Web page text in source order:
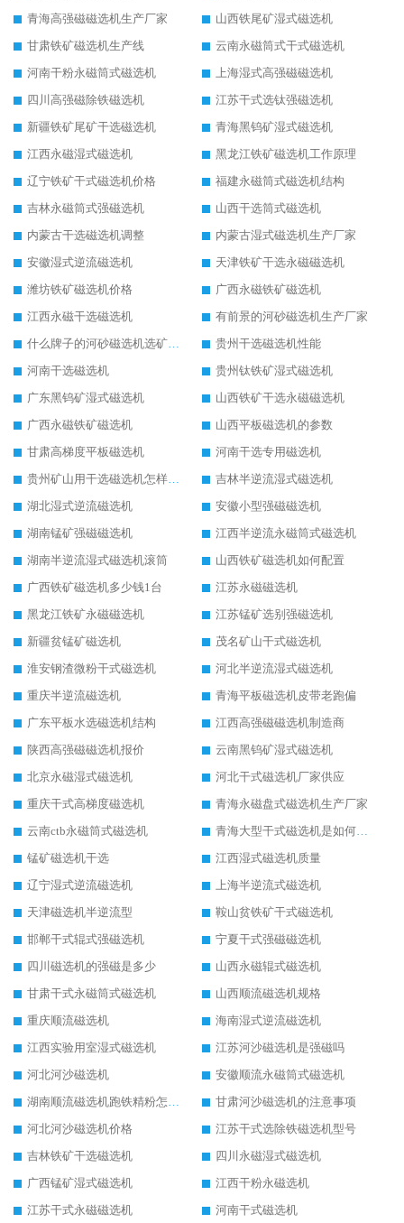
青海高强磁磁选机生产厂家
山西铁尾矿湿式磁选机
甘肃铁矿磁选机生产线
云南永磁筒式干式磁选机
河南干粉永磁筒式磁选机
上海湿式高强磁磁选机
四川高强磁除铁磁选机
江苏干式选钛强磁选机
新疆铁矿尾矿干选磁选机
青海黑钨矿湿式磁选机
江西永磁湿式磁选机
黑龙江铁矿磁选机工作原理
辽宁铁矿干式磁选机价格
福建永磁筒式磁选机结构
吉林永磁筒式强磁选机
山西干选筒式磁选机
内蒙古干选磁选机调整
内蒙古湿式磁选机生产厂家
安徽湿式逆流磁选机
天津铁矿干选永磁磁选机
潍坊铁矿磁选机价格
广西永磁铁矿磁选机
江西永磁干选磁选机
有前景的河砂磁选机生产厂家
什么牌子的河砂磁选机选矿效果好
贵州干选磁选机性能
河南干选磁选机
贵州钛铁矿湿式磁选机
广东黑钨矿湿式磁选机
山西铁矿干选永磁磁选机
广西永磁铁矿磁选机
山西平板磁选机的参数
甘肃高梯度平板磁选机
河南干选专用磁选机
贵州矿山用干选磁选机怎样调磁
吉林半逆流湿式磁选机
湖北湿式逆流磁选机
安徽小型强磁磁选机
湖南锰矿强磁磁选机
江西半逆流永磁筒式磁选机
湖南半逆流湿式磁选机滚筒
山西铁矿磁选机如何配置
广西铁矿磁选机多少钱1台
江苏永磁磁选机
黑龙江铁矿永磁磁选机
江苏锰矿选别强磁选机
新疆贫锰矿磁选机
茂名矿山干式磁选机
淮安钢渣微粉干式磁选机
河北半逆流湿式磁选机
重庆半逆流磁选机
青海平板磁选机皮带老跑偏
广东平板水选磁选机结构
江西高强磁磁选机制造商
陕西高强磁磁选机报价
云南黑钨矿湿式磁选机
北京永磁湿式磁选机
河北干式磁选机厂家供应
重庆干式高梯度磁选机
青海永磁盘式磁选机生产厂家
云南ctb永磁筒式磁选机
青海大型干式磁选机是如何选矿的
锰矿磁选机干选
江西湿式磁选机质量
辽宁湿式逆流磁选机
上海半逆流式磁选机
天津磁选机半逆流型
鞍山贫铁矿干式磁选机
邯郸干式辊式强磁选机
宁夏干式强磁磁选机
四川磁选机的强磁是多少
山西永磁辊式磁选机
甘肃干式永磁筒式磁选机
山西顺流磁选机规格
重庆顺流磁选机
海南湿式逆流磁选机
江西实验用室湿式磁选机
江苏河沙磁选机是强磁吗
河北河沙磁选机
安徽顺流永磁筒式磁选机
湖南顺流磁选机跑铁精粉怎么处理
甘肃河沙磁选机的注意事项
河北河沙磁选机价格
江苏干式选除铁磁选机型号
吉林铁矿干选磁选机
四川永磁湿式磁选机
广西锰矿湿式磁选机
江西干粉永磁选机
江苏干式永磁磁选机
河南干式磁选机